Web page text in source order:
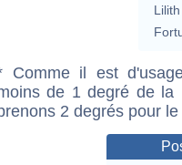
Lilith
Comme il est
de 1 degré de la
2 degrés pour